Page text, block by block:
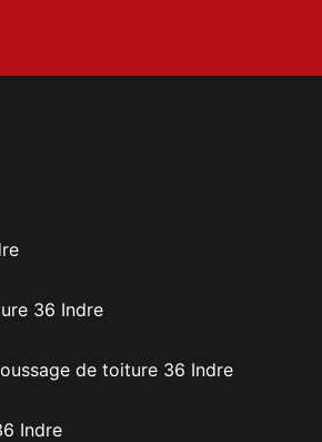
36 Indre
de toiture 36 Indre
Indre